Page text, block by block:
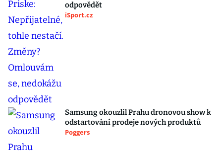
odpovědět
iSport.cz
Samsung okouzlil Prahu dronovou show k
odstartování prodeje nových produktů
Poggers